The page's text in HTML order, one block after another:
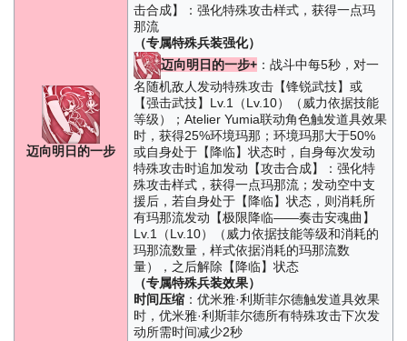
迈向明日的一步
击合成】：强化特殊攻击样式，获得一点玛
那流
（专属特殊兵装强化）
迈向明日的一步+：战斗中每5秒，对一
名随机敌人发动特殊攻击【锋锐武技】或
【强击武技】Lv.1（Lv.10）（威力依据技能
等级）；Atelier Yumia联动角色触发道具效果
时，获得25%环境玛那；环境玛那大于50%
或自身处于【降临】状态时，自身每次发动
特殊攻击时追加发动【攻击合成】：强化特
殊攻击样式，获得一点玛那流；发动空中支
援后，若自身处于【降临】状态，则消耗所
有玛那流发动【极限降临——奏击安魂曲】
Lv.1（Lv.10）（威力依据技能等级和消耗的
玛那流数量，样式依据消耗的玛那流数
量），之后解除【降临】状态
（专属特殊兵装效果）
时间压缩：优米雅·利斯菲尔德触发道具效果
时，优米雅·利斯菲尔德所有特殊攻击下次发
动所需时间减少2秒